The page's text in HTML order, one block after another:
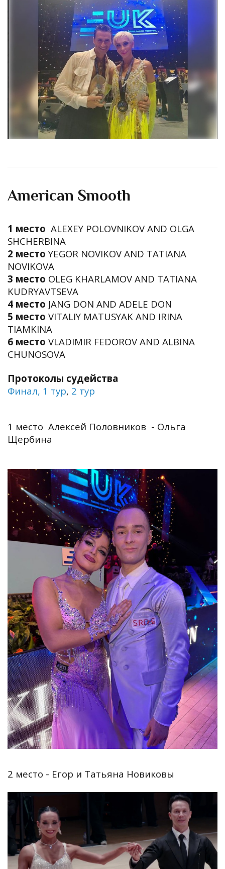
American Smooth
1 место ALEXEY POLOVNIKOV AND OLGA
SHCHERBINA
2 местоYEGOR NOVIKOV AND TATIANA
NOVIKOVA
3 место OLEG KHARLAMOV AND TATIANA
KUDRYAVTSEVA
4 место JANG DON AND ADELE DON
5 место VITALIY MATUSYAK AND IRINA
TIAMKINA
6 место VLADIMIR FEDOROV AND ALBINA
CHUNOSOVA
Протоколы судейства
Финал, 1 тур, 2 тур
1 место Алексей Половников - Ольга
Щербина
2 место - Егор и Татьяна Новиковы